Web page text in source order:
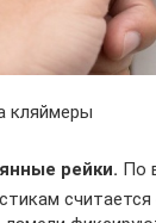
кляймеры
рейки. По